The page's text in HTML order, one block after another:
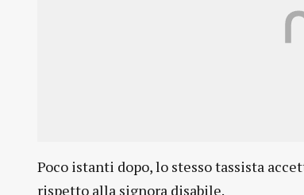
Poco istanti dopo, lo stesso tassista
rispetto alla signora disabile.